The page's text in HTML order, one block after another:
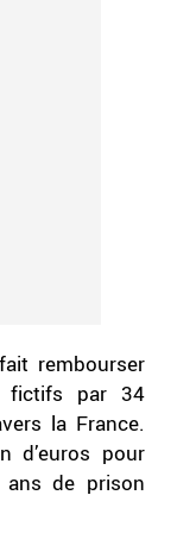
rembourser
fictifs par 34
la France.
d’euros pour
de prison